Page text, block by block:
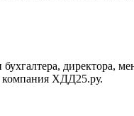
директора,
компания ХДД25.ру.